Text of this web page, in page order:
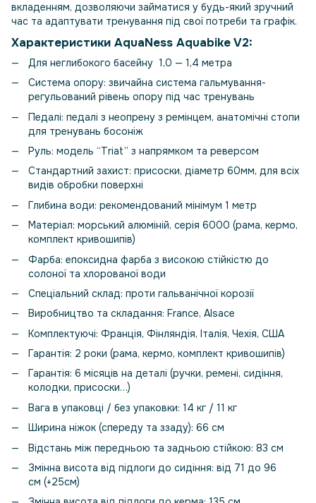
вкладенням, дозволяючи займатися у будь-який зручний
час та адаптувати тренування під свої потреби та графік.
Характеристики AquaNess Aquabike V2:
Для неглибокого басейну 1,0 — 1,4 метра
Система опору: звичайна система гальмування-
регульований рівень опору під час тренувань
Педалі: педалі з неопрену з ремінцем, анатомічні стопи
для тренувань босоніж
Руль: модель “Triat” з напрямком та реверсом
Стандартний захист: присоски, діаметр 60мм, для всіх
видів обробки поверхні
Глибина води: рекомендований мінімум 1 метр
Матеріал: морський алюміній, серія 6000 (рама, кермо,
комплект кривошипів)
Фарба: епоксидна фарба з високою стійкістю до
солоної та хлорованої води
Спеціальний склад: проти гальванічної корозії
Виробництво та складання: France, Alsace
Комплектуючі: Франція, Фінляндія, Італія, Чехія, США
Гарантія: 2 роки (рама, кермо, комплект кривошипів)
Гарантія: 6 місяців на деталі (ручки, ремені, сидіння,
колодки, присоски…)
Вага в упаковці / без упаковки: 14 кг / 11 кг
Ширина ніжок (спереду та ззаду): 66 см
Відстань між передньою та задньою стійкою: 83 см
Змінна висота від підлоги до сидіння: від 71 до 96
см (+25см)